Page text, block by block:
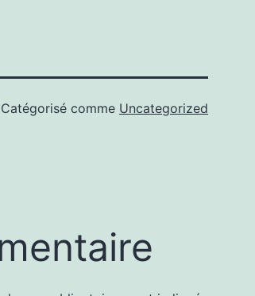
Catégorisé comme Uncategorized